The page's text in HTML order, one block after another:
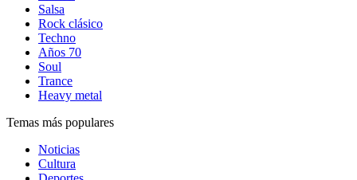
Salsa
Rock clásico
Techno
Años 70
Soul
Trance
Heavy metal
Temas más populares
Noticias
Cultura